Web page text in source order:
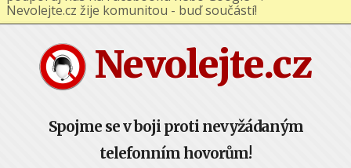
Nevolejte.cz
Spojme se v boji proti nevyžádaným
telefonním hovorům!
Nevolejte.cz žije komunitou - buď součástí!